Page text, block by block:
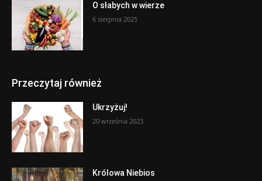
O słabych w wierze
6 sierpnia 2025
Przeczytaj również
Ukrzyżuj!
20 września 2023
Królowa Niebios